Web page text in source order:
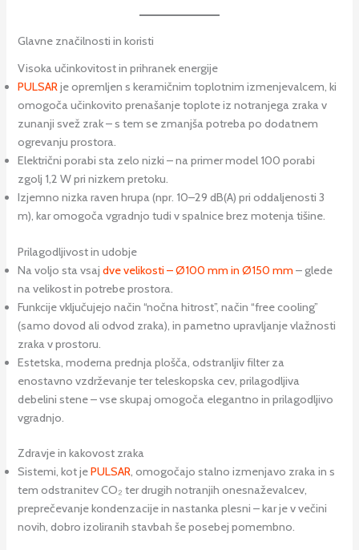
Glavne značilnosti in koristi
Visoka učinkovitost in prihranek energije
PULSARje opremljen s keramičnim toplotnim izmenjevalcem, ki
omogoča učinkovito prenašanje toplote iz notranjega zraka v
zunanji svež zrak – s tem se zmanjša potreba po dodatnem
ogrevanju prostora.
Električni porabi sta zelo nizki – na primer model 100 porabi
zgolj 1,2 W pri nizkem pretoku.
Izjemno nizka raven hrupa (npr. 10–29 dB(A) pri oddaljenosti 3
m), kar omogoča vgradnjo tudi v spalnice brez motenja tišine.
Prilagodljivost in udobje
Na voljo sta vsajdve velikosti – Ø100 mm in Ø150 mm – glede
na velikost in potrebe prostora.
Funkcije vključujejo način “nočna hitrost”, način “free cooling”
(samo dovod ali odvod zraka), in pametno upravljanje vlažnosti
zraka v prostoru.
Estetska, moderna prednja plošča, odstranljiv filter za
enostavno vzdrževanje ter teleskopska cev, prilagodljiva
debelini stene – vse skupaj omogoča elegantno in prilagodljivo
vgradnjo.
Zdravje in kakovost zraka
Sistemi, kot jePULSAR, omogočajo stalno izmenjavo zraka in s
tem odstranitev CO₂ ter drugih notranjih onesnaževalcev,
preprečevanje kondenzacije in nastanka plesni – kar je v večini
novih, dobro izoliranih stavbah še posebej pomembno.